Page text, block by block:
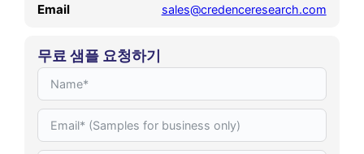
Email sales@credenceresearch.com
무료 샘플 요청하기